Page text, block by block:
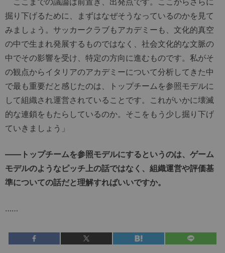
掘り下げるために、まずはなぜそうなっているのかを見て
みましょう。サッカークラブもアカデミーも、文化的真空
の中で生まれ発展するものではなく、社会文化的な文脈の
中でその影響を受け、特定の方向に進むものです。私がそ
の観点からイタリアのアカデミーについて分析してきた中
で最も重要だと感じたのは、トップチームを参照モデルに
して組織され運営されていることです。これがいかに壊滅
的な連鎖をもたらしているのか。そこをもう少し掘り下げ
ていきましょう」
――トップチームを参照モデルにするというのは、ゲーム
モデルのようなピッチ上の話ではなく、組織運営や評価基
準についての話だと理解すればいいですか。
……